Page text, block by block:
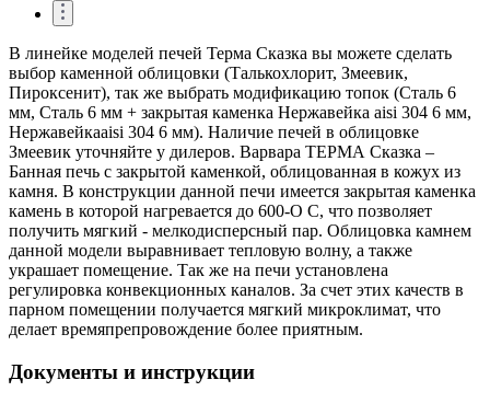
В линейке моделей печей Терма Сказка вы можете сделать
выбор каменной облицовки (Талькохлорит, Змеевик,
Пироксенит), так же выбрать модификацию топок (Сталь 6
мм, Сталь 6 мм + закрытая каменка Нержавейка aisi 304 6 мм,
Нержавейкаaisi 304 6 мм). Наличие печей в облицовке
Змеевик уточняйте у дилеров. Варвара ТЕРМА Сказка –
Банная печь с закрытой каменкой, облицованная в кожух из
камня. В конструкции данной печи имеется закрытая каменка
камень в которой нагревается до 600-О С, что позволяет
получить мягкий - мелкодисперсный пар. Облицовка камнем
данной модели выравнивает тепловую волну, а также
украшает помещение. Так же на печи установлена
регулировка конвекционных каналов. За счет этих качеств в
парном помещении получается мягкий микроклимат, что
делает времяпрепровождение более приятным.
Документы и инструкции